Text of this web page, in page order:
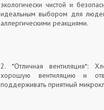
экологически чистой и
идеальным выбором для
аллергическими реакциями.
2. *Отличная вентиляция*:
хорошую вентиляцию и
поддерживать приятный